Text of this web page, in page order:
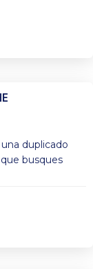
duplicado
busques